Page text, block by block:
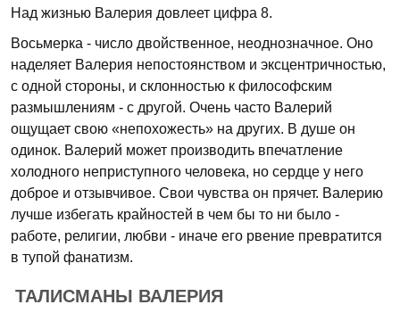
Над жизнью Валерия довлеет цифра 8.
Восьмерка - число двойственное, неоднозначное. Оно
наделяет Валерия непостоянством и эксцентричностью,
с одной стороны, и склонностью к философским
размышлениям - с другой. Очень часто Валерий
ощущает свою «непохожесть» на других. В душе он
одинок. Валерий может производить впечатление
холодного неприступного человека, но сердце у него
доброе и отзывчивое. Свои чувства он прячет. Валерию
лучше избегать крайностей в чем бы то ни было -
работе, религии, любви - иначе его рвение превратится
в тупой фанатизм.
ТАЛИСМАНЫ ВАЛЕРИЯ